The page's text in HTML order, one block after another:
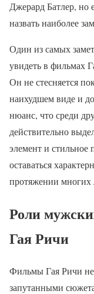
Джерард Батлер, но
назвать наиболее
Один из самых
увидеть в фильмах
Он не стесняется
наихудшем виде и
нюанс, что среди
действительно
элемент и стильное
оставаться
протяжении многих
Роли
Гая Ричи
Фильмы Гая Ричи
запутанными